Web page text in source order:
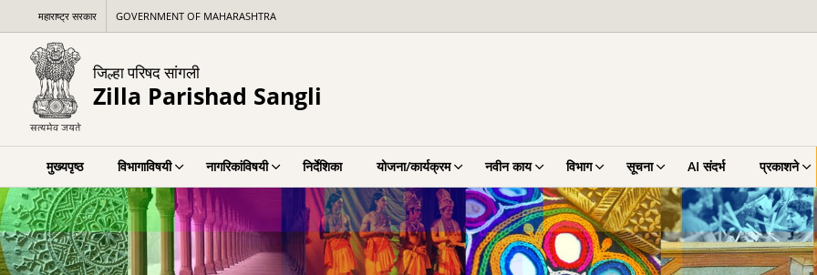
महाराष्ट्र सरकार GOVERNMENT OF MAHARASHTRA
जिल्हा परिषद सांगली
Zilla Parishad Sangli
मुख्यपृष्ठ विभागाविषयी नागरिकांविषयी निर्देशिका योजना/कार्यक्रम नवीन काय विभाग सूचना AI संदर्भ प्रकाशने